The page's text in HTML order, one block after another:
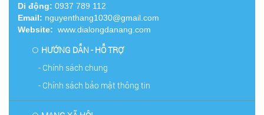
Di động: 0937 789 112
Email: nguyenthang1030@gmail.com
Website: www.dialongdanang.com
HƯỚNG DẪN - HỖ TRỢ
- Chính sách chung
- Chính sách bảo mật thông tin